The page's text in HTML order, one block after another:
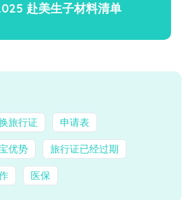
赴美生子材料清单
旅行证 申请表
优势 旅行证已经过期
医保